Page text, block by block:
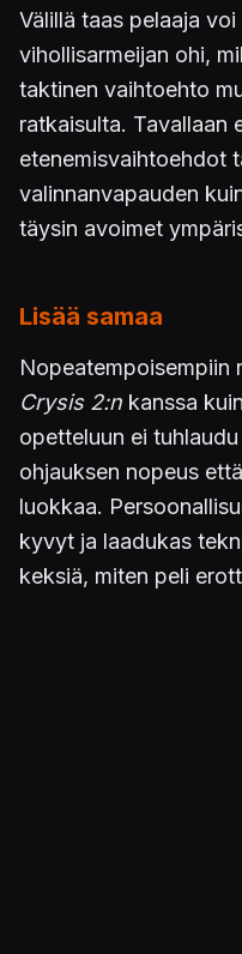
Välillä taas pelaaja
vihollisarmeijan ohi,
taktinen vaihtoehto
ratkaisulta. Tavallaan
etenemisvaihtoehdot
valinnanvapauden
täysin avoimet
Lisää samaa
Nopeatempoisempiin
Crysis 2:n kanssa
opetteluun ei
ohjauksen nopeus
luokkaa.
kyvyt ja laadukas
keksiä, miten peli